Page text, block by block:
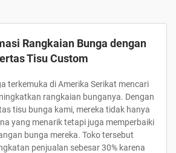
Rangkaian Bunga dengan
Tisu Custom
terkemuka di Amerika Serikat mencari
rangkaian bunganya. Dengan
tisu bunga kami, mereka tidak hanya
yang menarik tetapi juga memperbaiki
bunga mereka. Toko tersebut
penjualan sebesar 30% karena